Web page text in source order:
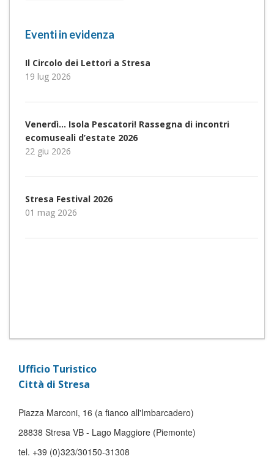
Eventi in evidenza
Il Circolo dei Lettori a Stresa
19 lug 2026
Venerdì… Isola Pescatori! Rassegna di incontri
ecomuseali d’estate 2026
22 giu 2026
Stresa Festival 2026
01 mag 2026
Ufficio Turistico
Città di Stresa
Piazza Marconi, 16 (a fianco all'Imbarcadero)
28838 Stresa VB - Lago Maggiore (Piemonte)
tel. +39 (0)323/30150-31308